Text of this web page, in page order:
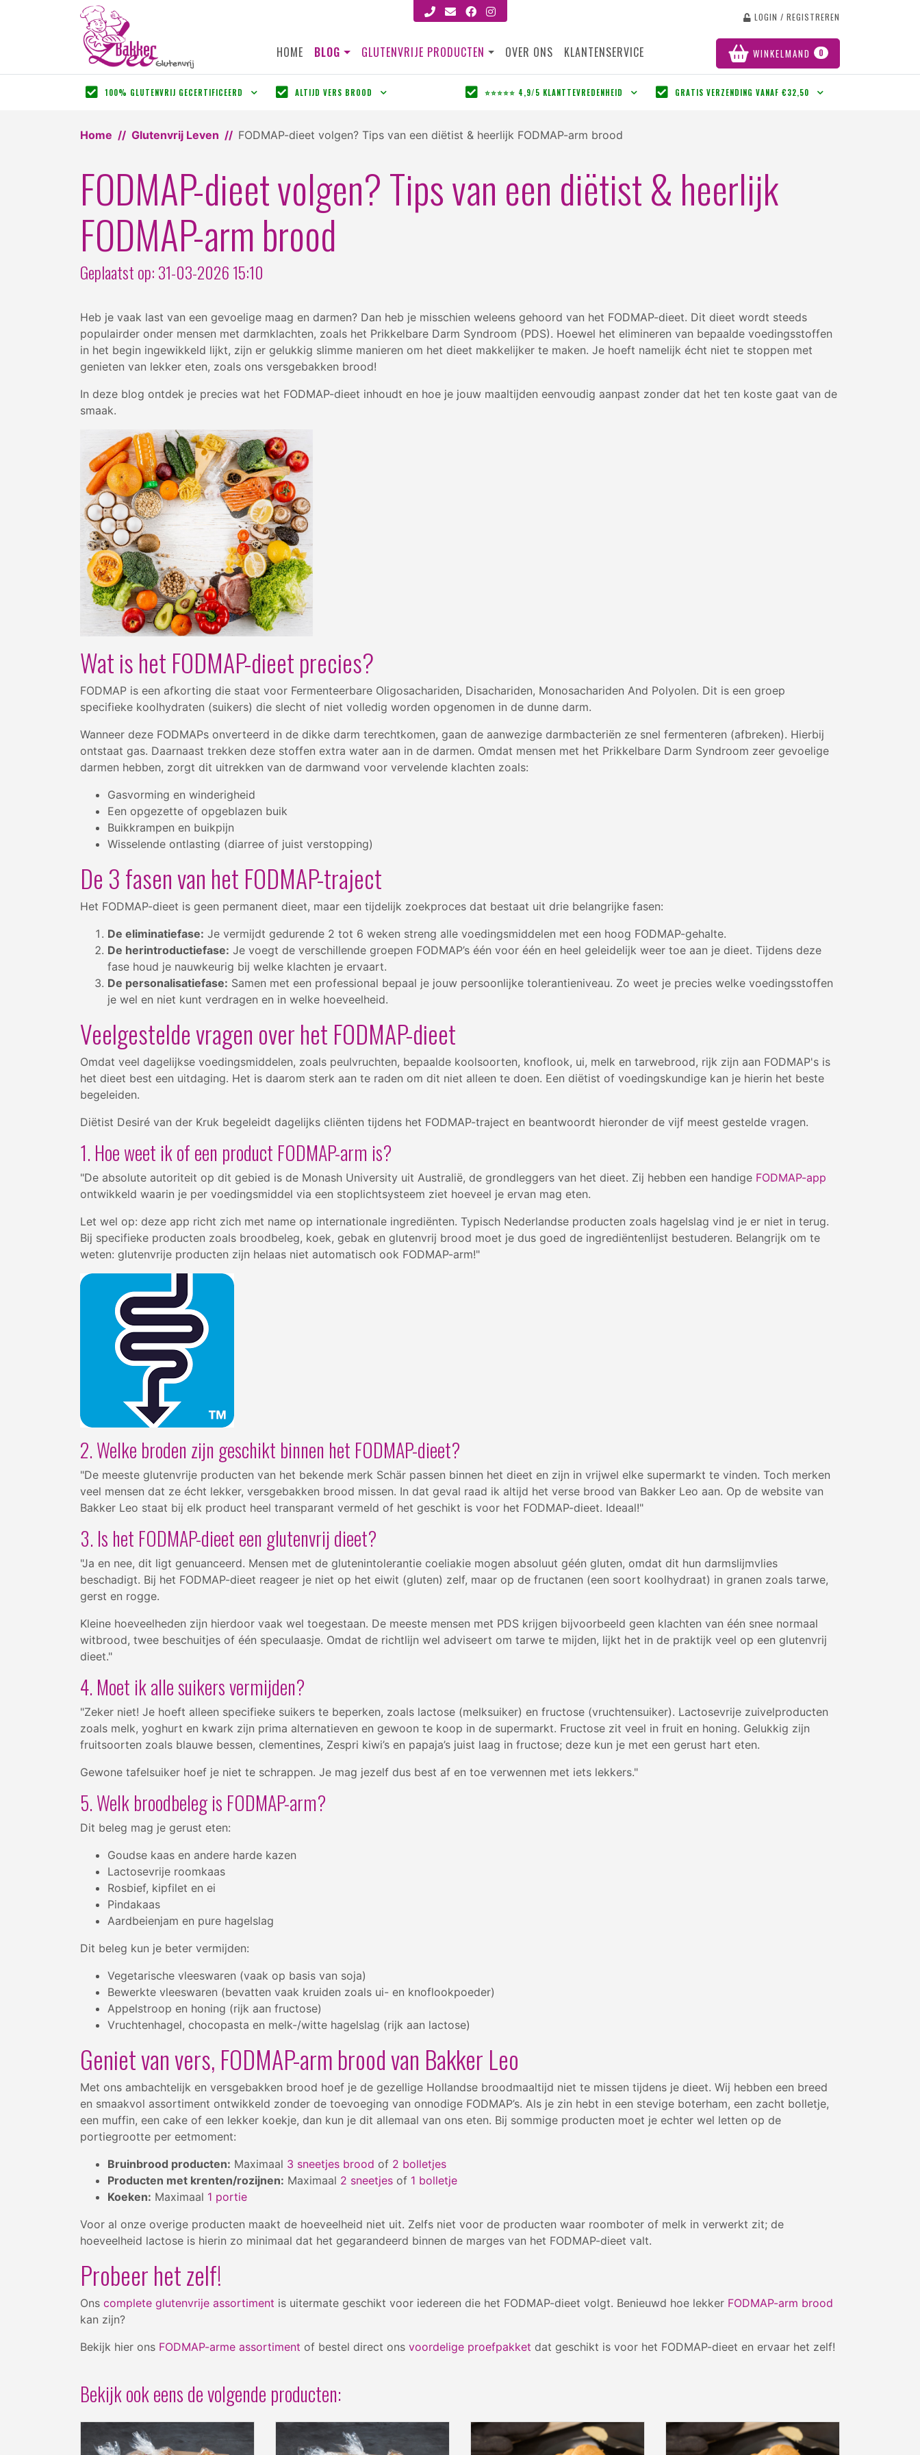
HOME BLOG GLUTENVRIJE PRODUCTEN OVER ONS KLANTENSERVICE
LOGIN / REGISTREREN
WINKELMAND 0
100% GLUTENVRIJ GECERTIFICEERD ALTIJD VERS BROOD ⭐⭐⭐⭐⭐ 4,9/5 KLANTTEVREDENHEID GRATIS VERZENDING VANAF €32,50
Home Glutenvrij Leven FODMAP-dieet volgen? Tips van een diëtist & heerlijk FODMAP-arm brood
FODMAP-dieet volgen? Tips van een diëtist & heerlijk
FODMAP-arm brood
Geplaatst op: 31-03-2026 15:10
Heb je vaak last van een gevoelige maag en darmen? Dan heb je misschien weleens gehoord van het FODMAP-dieet. Dit dieet wordt steeds
populairder onder mensen met darmklachten, zoals het Prikkelbare Darm Syndroom (PDS). Hoewel het elimineren van bepaalde voedingsstoffen
in het begin ingewikkeld lijkt, zijn er gelukkig slimme manieren om het dieet makkelijker te maken. Je hoeft namelijk écht niet te stoppen met
genieten van lekker eten, zoals ons versgebakken brood!
In deze blog ontdek je precies wat het FODMAP-dieet inhoudt en hoe je jouw maaltijden eenvoudig aanpast zonder dat het ten koste gaat van de
smaak.
Wat is het FODMAP-dieet precies?
FODMAP is een afkorting die staat voor Fermenteerbare Oligosachariden, Disachariden, Monosachariden And Polyolen. Dit is een groep
specifieke koolhydraten (suikers) die slecht of niet volledig worden opgenomen in de dunne darm.
Wanneer deze FODMAPs onverteerd in de dikke darm terechtkomen, gaan de aanwezige darmbacteriën ze snel fermenteren (afbreken). Hierbij
ontstaat gas. Daarnaast trekken deze stoffen extra water aan in de darmen. Omdat mensen met het Prikkelbare Darm Syndroom zeer gevoelige
darmen hebben, zorgt dit uitrekken van de darmwand voor vervelende klachten zoals:
Gasvorming en winderigheid
Een opgezette of opgeblazen buik
Buikkrampen en buikpijn
Wisselende ontlasting (diarree of juist verstopping)
De 3 fasen van het FODMAP-traject
Het FODMAP-dieet is geen permanent dieet, maar een tijdelijk zoekproces dat bestaat uit drie belangrijke fasen:
De eliminatiefase: Je vermijdt gedurende 2 tot 6 weken streng alle voedingsmiddelen met een hoog FODMAP-gehalte.
De herintroductiefase: Je voegt de verschillende groepen FODMAP’s één voor één en heel geleidelijk weer toe aan je dieet. Tijdens deze
fase houd je nauwkeurig bij welke klachten je ervaart.
De personalisatiefase: Samen met een professional bepaal je jouw persoonlijke tolerantieniveau. Zo weet je precies welke voedingsstoffen
je wel en niet kunt verdragen en in welke hoeveelheid.
Veelgestelde vragen over het FODMAP-dieet
Omdat veel dagelijkse voedingsmiddelen, zoals peulvruchten, bepaalde koolsoorten, knoflook, ui, melk en tarwebrood, rijk zijn aan FODMAP's is
het dieet best een uitdaging. Het is daarom sterk aan te raden om dit niet alleen te doen. Een diëtist of voedingskundige kan je hierin het beste
begeleiden.
Diëtist Desiré van der Kruk begeleidt dagelijks cliënten tijdens het FODMAP-traject en beantwoordt hieronder de vijf meest gestelde vragen.
1. Hoe weet ik of een product FODMAP-arm is?
"De absolute autoriteit op dit gebied is de Monash University uit Australië, de grondleggers van het dieet. Zij hebben een handige FODMAP-app
ontwikkeld waarin je per voedingsmiddel via een stoplichtsysteem ziet hoeveel je ervan mag eten.
Let wel op: deze app richt zich met name op internationale ingrediënten. Typisch Nederlandse producten zoals hagelslag vind je er niet in terug.
Bij specifieke producten zoals broodbeleg, koek, gebak en glutenvrij brood moet je dus goed de ingrediëntenlijst bestuderen. Belangrijk om te
weten: glutenvrije producten zijn helaas niet automatisch ook FODMAP-arm!"
2. Welke broden zijn geschikt binnen het FODMAP-dieet?
"De meeste glutenvrije producten van het bekende merk Schär passen binnen het dieet en zijn in vrijwel elke supermarkt te vinden. Toch merken
veel mensen dat ze écht lekker, versgebakken brood missen. In dat geval raad ik altijd het verse brood van Bakker Leo aan. Op de website van
Bakker Leo staat bij elk product heel transparant vermeld of het geschikt is voor het FODMAP-dieet. Ideaal!"
3. Is het FODMAP-dieet een glutenvrij dieet?
"Ja en nee, dit ligt genuanceerd. Mensen met de glutenintolerantie coeliakie mogen absoluut géén gluten, omdat dit hun darmslijmvlies
beschadigt. Bij het FODMAP-dieet reageer je niet op het eiwit (gluten) zelf, maar op de fructanen (een soort koolhydraat) in granen zoals tarwe,
gerst en rogge.
Kleine hoeveelheden zijn hierdoor vaak wel toegestaan. De meeste mensen met PDS krijgen bijvoorbeeld geen klachten van één snee normaal
witbrood, twee beschuitjes of één speculaasje. Omdat de richtlijn wel adviseert om tarwe te mijden, lijkt het in de praktijk veel op een glutenvrij
dieet."
4. Moet ik alle suikers vermijden?
"Zeker niet! Je hoeft alleen specifieke suikers te beperken, zoals lactose (melksuiker) en fructose (vruchtensuiker). Lactosevrije zuivelproducten
zoals melk, yoghurt en kwark zijn prima alternatieven en gewoon te koop in de supermarkt. Fructose zit veel in fruit en honing. Gelukkig zijn
fruitsoorten zoals blauwe bessen, clementines, Zespri kiwi’s en papaja’s juist laag in fructose; deze kun je met een gerust hart eten.
Gewone tafelsuiker hoef je niet te schrappen. Je mag jezelf dus best af en toe verwennen met iets lekkers."
5. Welk broodbeleg is FODMAP-arm?
Dit beleg mag je gerust eten:
Goudse kaas en andere harde kazen
Lactosevrije roomkaas
Rosbief, kipfilet en ei
Pindakaas
Aardbeienjam en pure hagelslag
Dit beleg kun je beter vermijden:
Vegetarische vleeswaren (vaak op basis van soja)
Bewerkte vleeswaren (bevatten vaak kruiden zoals ui- en knoflookpoeder)
Appelstroop en honing (rijk aan fructose)
Vruchtenhagel, chocopasta en melk-/witte hagelslag (rijk aan lactose)
Geniet van vers, FODMAP-arm brood van Bakker Leo
Met ons ambachtelijk en versgebakken brood hoef je de gezellige Hollandse broodmaaltijd niet te missen tijdens je dieet. Wij hebben een breed
en smaakvol assortiment ontwikkeld zonder de toevoeging van onnodige FODMAP’s. Als je zin hebt in een stevige boterham, een zacht bolletje,
een muffin, een cake of een lekker koekje, dan kun je dit allemaal van ons eten. Bij sommige producten moet je echter wel letten op de
portiegrootte per eetmoment:
Bruinbrood producten: Maximaal 3 sneetjes brood of 2 bolletjes
Producten met krenten/rozijnen: Maximaal 2 sneetjes of 1 bolletje
Koeken: Maximaal 1 portie
Voor al onze overige producten maakt de hoeveelheid niet uit. Zelfs niet voor de producten waar roomboter of melk in verwerkt zit; de
hoeveelheid lactose is hierin zo minimaal dat het gegarandeerd binnen de marges van het FODMAP-dieet valt.
Probeer het zelf!
Ons complete glutenvrije assortiment is uitermate geschikt voor iedereen die het FODMAP-dieet volgt. Benieuwd hoe lekker FODMAP-arm brood
kan zijn?
Bekijk hier ons FODMAP-arme assortiment of bestel direct ons voordelige proefpakket dat geschikt is voor het FODMAP-dieet en ervaar het zelf!
Bekijk ook eens de volgende producten: